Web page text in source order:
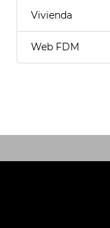
Vivienda
Web FDM